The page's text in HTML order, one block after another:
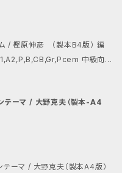
ム / 樫原伸彦 （製本B4版） 編
中級向
ンテーマ / 大野克夫（製本-A4
テーマ / 大野克夫（製本A4版）